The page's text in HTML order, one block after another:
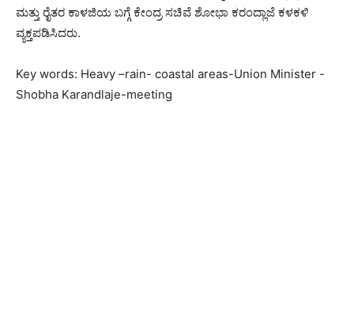
ಮತ್ತು ರೈತರ ಕಾಳಜಿಯ ಬಗ್ಗೆ ಕೇಂದ್ರ ಸಚಿವೆ ಶೋಭಾ ಕರಂದ್ಲಾಜೆ ಕಳಕಳಿ
ವ್ಯಕ್ತಪಡಿಸಿದರು.
Key words: Heavy –rain- coastal areas-Union Minister -
Shobha Karandlaje-meeting